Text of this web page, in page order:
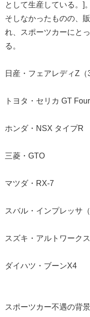
として生産している。]
そしなかったものの、
れ、スポーツカーにと
る。
日産・フェアレディZ（
トヨタ・セリカ GT Four
ホンダ・NSX タイプR
三菱・GTO
マツダ・RX-7
スバル・インプレッサ（
スズキ・アルトワーク
ダイハツ・ブーンX4
スポーツカー不遇の背景